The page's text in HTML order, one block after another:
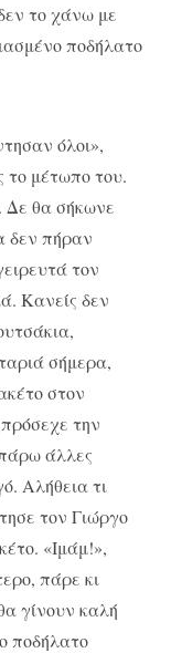
το χάνω με
ποδήλατο
όλοι»,
το μέτωπο του.
Δε θα σήκωνε
δεν πήραν
τον
Κανείς δεν
σήμερα,
στον
την
άλλες
Αλήθεια τι
τον Γιώργο
«Ιμάμ!»,
πάρε κι
γίνουν καλή
ποδήλατο